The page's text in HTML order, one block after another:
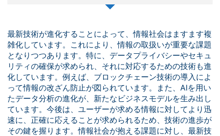
最新技術が進化することによって、情報社会はますます複
雑化しています。これにより、情報の取扱いが重要な課題
となりつつあります。特に、データプライバシーやセキュ
リティの確保が求められ、それに対応するための技術も進
化しています。例えば、ブロックチェーン技術の導入によ
って情報の改ざん防止が図られています。また、AIを用い
たデータ分析の進化が、新たなビジネスモデルを生み出し
ています。今後は、ユーザーが求める情報に対してより迅
速に、正確に応えることが求められるため、技術の進歩が
その鍵を握ります。情報社会が抱える課題に対し、最新技